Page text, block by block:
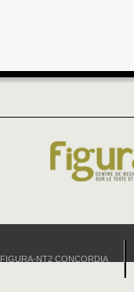
FIGURA-NT2 CONCORDIA